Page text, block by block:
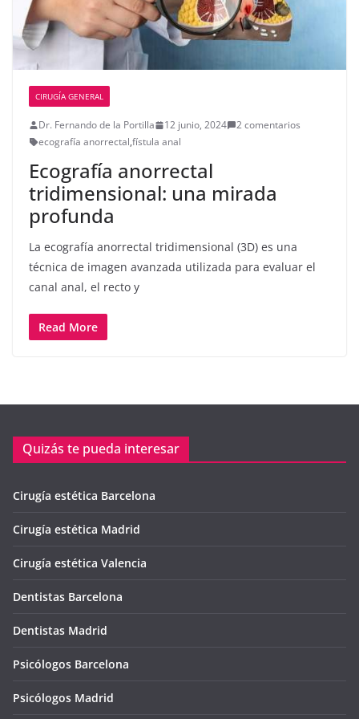
CIRUGÍA GENERAL
Dr. Fernando de la Portilla 12 junio, 2024
2 comentarios
ecografía anorrectal,fístula anal
Ecografía anorrectal
tridimensional: una mirada
profunda
La ecografía anorrectal tridimensional (3D) es una
técnica de imagen avanzada utilizada para evaluar el
canal anal, el recto y
Read More
Quizás te pueda interesar
Cirugía estética Barcelona
Cirugía estética Madrid
Cirugía estética Valencia
Dentistas Barcelona
Dentistas Madrid
Psicólogos Barcelona
Psicólogos Madrid